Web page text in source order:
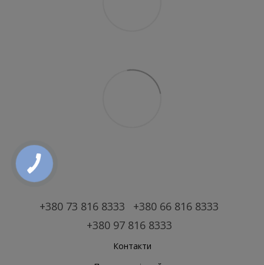
+380 73 816 8333
+380 66 816 8333
+380 97 816 8333
Контакти